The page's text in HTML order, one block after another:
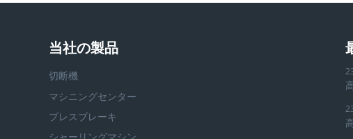
当社の製品
切断機
マシニングセンター
プレスブレーキ